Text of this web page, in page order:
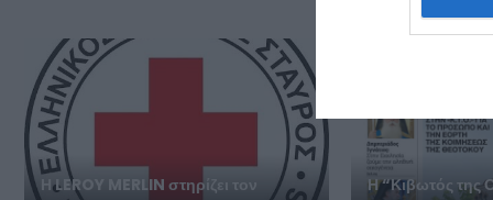
Η LEROY MERLIN στηρίζει τον
Η “Κιβωτός της